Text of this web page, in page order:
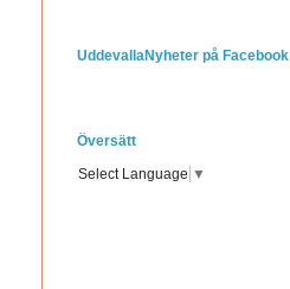
UddevallaNyheter på Facebook
Översätt
Select Language ▼